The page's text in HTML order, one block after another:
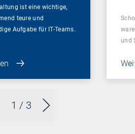
1 / 3
ist eine wichtige,
teure und
Aufgabe für IT-Teams.
und